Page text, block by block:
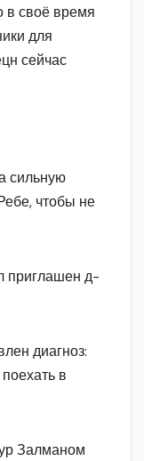
в своё время
для
сейчас
сильную
чтобы не
приглашен д-
диагноз:
в
Залманом